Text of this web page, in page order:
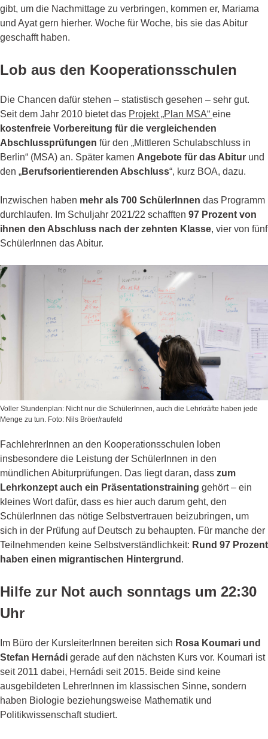
gibt, um die Nachmittage zu verbringen, kommen er, Mariama
und Ayat gern hierher. Woche für Woche, bis sie das Abitur
geschafft haben.
Lob aus den Kooperationsschulen
Die Chancen dafür stehen – statistisch gesehen – sehr gut.
Seit dem Jahr 2010 bietet das Projekt „Plan MSA“ eine
kostenfreie Vorbereitung für die vergleichenden
Abschlussprüfungen für den „Mittleren Schulabschluss in
Berlin“ (MSA) an. Später kamen Angebote für das Abitur und
den „Berufsorientierenden Abschluss“, kurz BOA, dazu.
Inzwischen haben mehr als 700 SchülerInnen das Programm
durchlaufen. Im Schuljahr 2021/22 schafften 97 Prozent von
ihnen den Abschluss nach der zehnten Klasse, vier von fünf
SchülerInnen das Abitur.
Voller Stundenplan: Nicht nur die SchülerInnen, auch die Lehrkräfte haben jede
Menge zu tun. Foto: Nils Bröer/raufeld
FachlehrerInnen an den Kooperationsschulen loben
insbesondere die Leistung der SchülerInnen in den
mündlichen Abiturprüfungen. Das liegt daran, dass zum
Lehrkonzept auch ein Präsentationstraining gehört – ein
kleines Wort dafür, dass es hier auch darum geht, den
SchülerInnen das nötige Selbstvertrauen beizubringen, um
sich in der Prüfung auf Deutsch zu behaupten. Für manche der
Teilnehmenden keine Selbstverständlichkeit: Rund 97 Prozent
haben einen migrantischen Hintergrund .
Hilfe zur Not auch sonntags um 22:30
Uhr
Im Büro der KursleiterInnen bereiten sich Rosa Koumari und
Stefan Hernádi gerade auf den nächsten Kurs vor. Koumari ist
seit 2011 dabei, Hernádi seit 2015. Beide sind keine
ausgebildeten LehrerInnen im klassischen Sinne, sondern
haben Biologie beziehungsweise Mathematik und
Politikwissenschaft studiert.